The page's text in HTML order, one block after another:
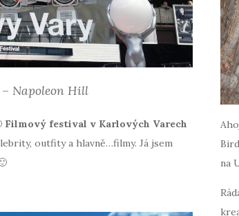
Napoleon Hill
Filmový festival v Karlových Varech
outfity a hlavně…filmy. Já jsem
na